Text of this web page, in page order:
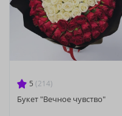
5 (214)
Букет "Вечное чувство"